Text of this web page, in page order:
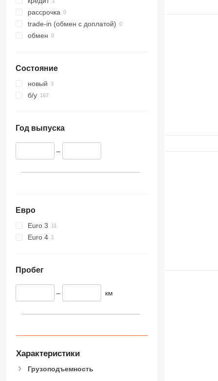
E-series
Liftlux
Pecolift
рассрочка
trade-in (обмен с доплатой)
обмен
Состояние
новый
б/у
Год выпуска
–
Евро
Euro 3
Euro 4
Пробег
– км
Характеристики
Грузоподъемность